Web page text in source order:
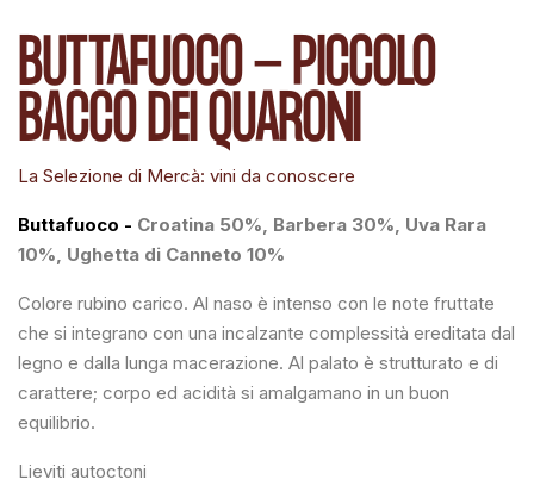
BUTTAFUOCO - PICCOLO
BACCO DEI QUARONI
La Selezione di Mercà: vini da conoscere
Buttafuoco - Croatina 50%, Barbera 30%, Uva Rara
10%, Ughetta di Canneto 10%
Colore rubino carico. Al naso è intenso con le note fruttate
che si integrano con una incalzante complessità ereditata dal
legno e dalla lunga macerazione. Al palato è strutturato e di
carattere; corpo ed acidità si amalgamano in un buon
equilibrio.
Lieviti autoctoni